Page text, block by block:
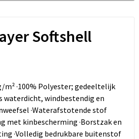
buiten
Softshell
m² ·100% Polyester; gedeeltelijk
waterdicht, windbestendig en
·Waterafstotende stof
met kinbescherming ·Borstzak en
·Volledig bedrukbare buitenstof